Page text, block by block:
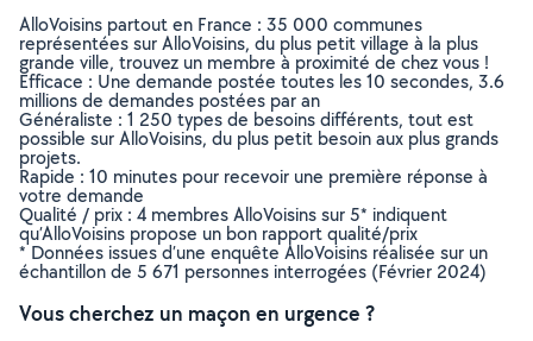
AlloVoisins partout en France : 35 000 communes
représentées sur AlloVoisins, du plus petit village à la plus
grande ville, trouvez un membre à proximité de chez vous !
Efficace : Une demande postée toutes les 10 secondes, 3.6
millions de demandes postées par an
Généraliste : 1 250 types de besoins différents, tout est
possible sur AlloVoisins, du plus petit besoin aux plus grands
projets.
Rapide : 10 minutes pour recevoir une première réponse à
votre demande
Qualité / prix : 4 membres AlloVoisins sur 5* indiquent
qu’AlloVoisins propose un bon rapport qualité/prix
* Données issues d’une enquête AlloVoisins réalisée sur un
échantillon de 5 671 personnes interrogées (Février 2024)
Vous cherchez un maçon en urgence ?